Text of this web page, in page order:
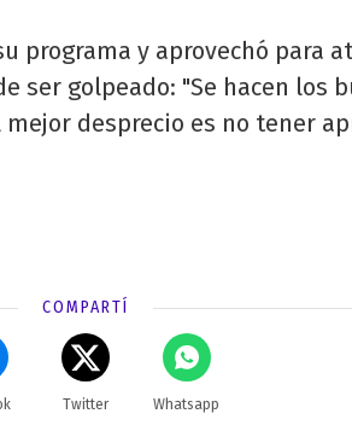
programa y aprovechó para
ser golpeado: "Se hacen los
desprecio es no tener
COMPARTÍ
Twitter Whatsapp